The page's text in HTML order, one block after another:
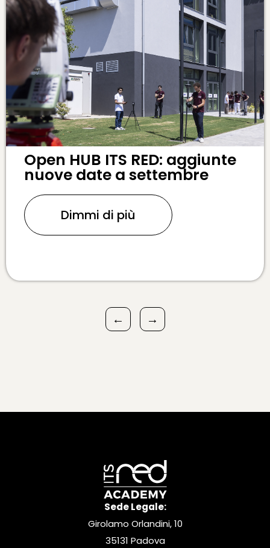
Open HUB ITS RED: aggiunte
nuove date a settembre
Dimmi di più
← →
Sede Legale:
Girolamo Orlandini, 10
35131 Padova